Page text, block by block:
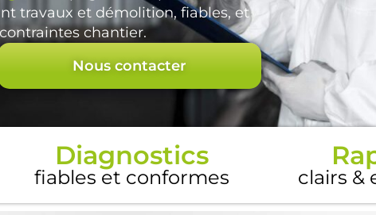
travaux et démolition, fiables, et
chantier.
Nous contacter
Diagnostics
fiables et conformes clairs &